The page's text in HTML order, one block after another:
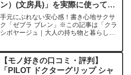
ン）(文房具)」を実際に使ってみ
た正直感想
手元にぶれない安心感！書き心地サクサ
ク「ゼブラ ブレン」※この記事は「クラ
シボヤージュ｜大人の持ち物と暮らしの
が紹介したいのが「ゼブラ ブレン」で
す。その名の通り「ブレ...
【モノ好きの口コミ・評判】
「PILOT ドクターグリップ シャ